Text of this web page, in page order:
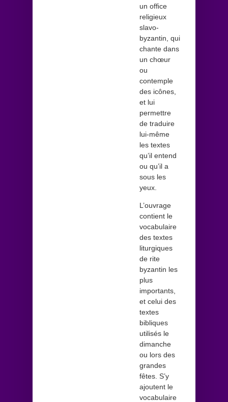
un ofﬁce
religieux
slavo-
byzantin, qui
chante dans
un chœur
ou
contemple
des icônes,
et lui
permettre
de traduire
lui-même
les textes
qu’il entend
ou qu’il a
sous les
yeux.
L’ouvrage
contient le
vocabulaire
des textes
liturgiques
de rite
byzantin les
plus
importants,
et celui des
textes
bibliques
utilisés le
dimanche
ou lors des
grandes
fêtes. S’y
ajoutent le
vocabulaire